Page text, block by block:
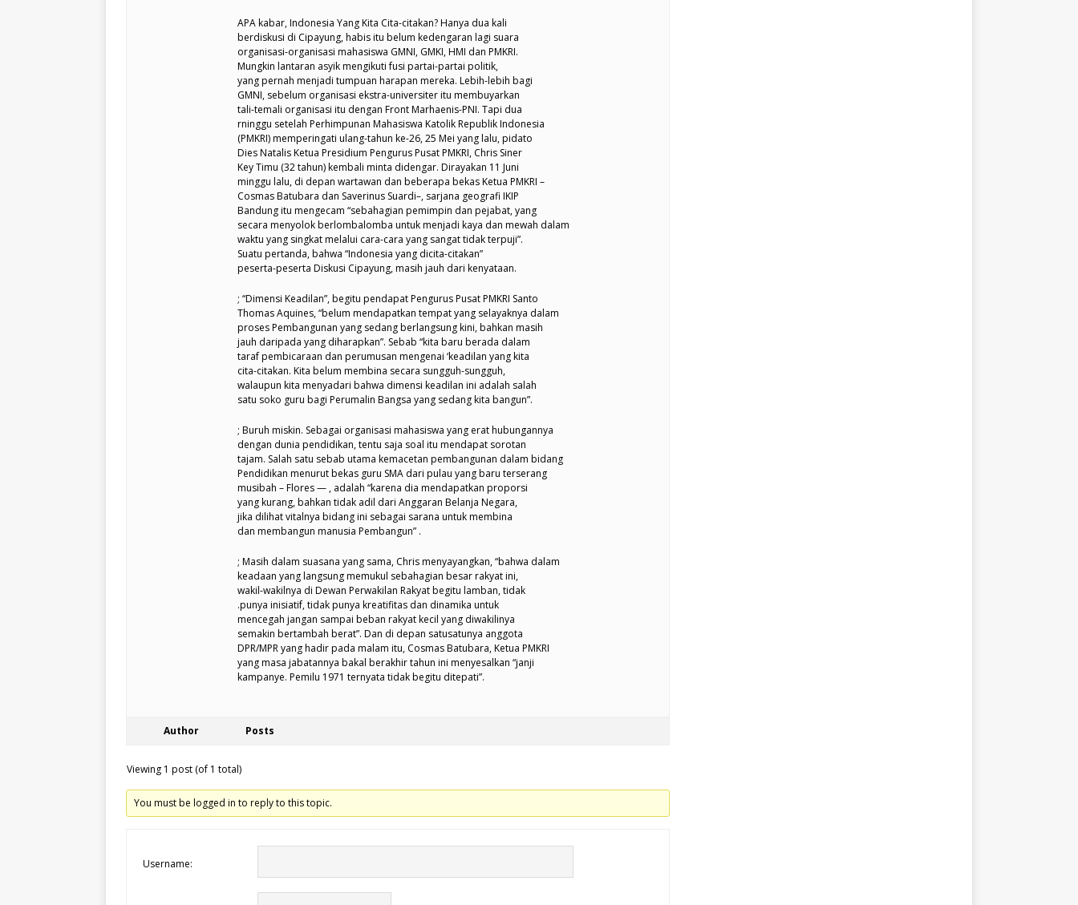
APA kabar, Indonesia Yang Kita Cita-citakan? Hanya dua kali
berdiskusi di Cipayung, habis itu belum kedengaran lagi suara
organisasi-organisasi mahasiswa GMNI, GMKI, HMI dan PMKRI.
Mungkin lantaran asyik mengikuti fusi partai-partai politik,
yang pernah menjadi tumpuan harapan mereka. Lebih-lebih bagi
GMNI, sebelum organisasi ekstra-universiter itu membuyarkan
tali-temali organisasi itu dengan Front Marhaenis-PNI. Tapi dua
rninggu setelah Perhimpunan Mahasiswa Katolik Republik Indonesia
(PMKRI) memperingati ulang-tahun ke-26, 25 Mei yang lalu, pidato
Dies Natalis Ketua Presidium Pengurus Pusat PMKRI, Chris Siner
Key Timu (32 tahun) kembali minta didengar. Dirayakan 11 Juni
minggu lalu, di depan wartawan dan beberapa bekas Ketua PMKRI –
Cosmas Batubara dan Saverinus Suardi–, sarjana geografi IKIP
Bandung itu mengecam “sebahagian pemimpin dan pejabat, yang
secara menyolok berlombalomba untuk menjadi kaya dan mewah dalam
waktu yang singkat melalui cara-cara yang sangat tidak terpuji”.
Suatu pertanda, bahwa “Indonesia yang dicita-citakan”
peserta-peserta Diskusi Cipayung, masih jauh dari kenyataan.
; “Dimensi Keadilan”, begitu pendapat Pengurus Pusat PMKRI Santo
Thomas Aquines, “belum mendapatkan tempat yang selayaknya dalam
proses Pembangunan yang sedang berlangsung kini, bahkan masih
jauh daripada yang diharapkan”. Sebab “kita baru berada dalam
taraf pembicaraan dan perumusan mengenai ‘keadilan yang kita
cita-citakan. Kita belum membina secara sungguh-sungguh,
walaupun kita menyadari bahwa dimensi keadilan ini adalah salah
satu soko guru bagi Perumalin Bangsa yang sedang kita bangun”.
; Buruh miskin. Sebagai organisasi mahasiswa yang erat hubungannya
dengan dunia pendidikan, tentu saja soal itu mendapat sorotan
tajam. Salah satu sebab utama kemacetan pembangunan dalam bidang
Pendidikan menurut bekas guru SMA dari pulau yang baru terserang
musibah – Flores — , adalah “karena dia mendapatkan proporsi
yang kurang, bahkan tidak adil dari Anggaran Belanja Negara,
jika dilihat vitalnya bidang ini sebagai sarana untuk membina
dan membangun manusia Pembangun” .
; Masih dalam suasana yang sama, Chris menyayangkan, “bahwa dalam
keadaan yang langsung memukul sebahagian besar rakyat ini,
wakil-wakilnya di Dewan Perwakilan Rakyat begitu lamban, tidak
.punya inisiatif, tidak punya kreatifitas dan dinamika untuk
mencegah jangan sampai beban rakyat kecil yang diwakilinya
semakin bertambah berat”. Dan di depan satusatunya anggota
DPR/MPR yang hadir pada malam itu, Cosmas Batubara, Ketua PMKRI
yang masa jabatannya bakal berakhir tahun ini menyesalkan “janji
kampanye. Pemilu 1971 ternyata tidak begitu ditepati”.
Author Posts
Viewing 1 post (of 1 total)
You must be logged in to reply to this topic.
Username: